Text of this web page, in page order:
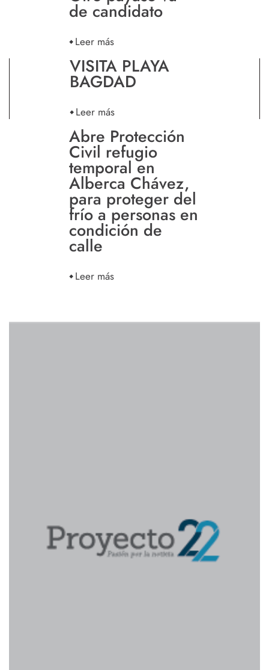
de candidato
Leer más
VISITA PLAYA
BAGDAD
Leer más
Abre Protección
Civil refugio
temporal en
Alberca Chávez,
para proteger del
frío a personas en
condición de
calle
Leer más